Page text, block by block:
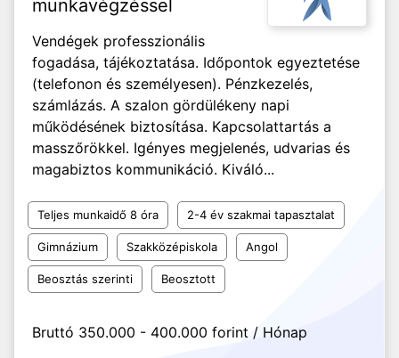
munkavégzéssel
Vendégek professzionális
fogadása, tájékoztatása. Időpontok egyeztetése
(telefonon és személyesen). Pénzkezelés,
számlázás. A szalon gördülékeny napi
működésének biztosítása. Kapcsolattartás a
masszőrökkel. Igényes megjelenés, udvarias és
magabiztos kommunikáció. Kiváló...
Teljes munkaidő 8 óra 2-4 év szakmai tapasztalat
Gimnázium Szakközépiskola Angol
Beosztás szerinti Beosztott
Bruttó 350.000 - 400.000 forint / Hónap